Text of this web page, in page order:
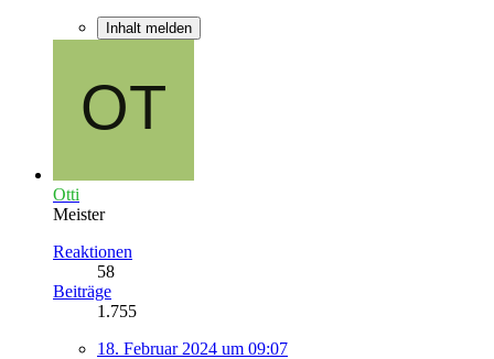
Inhalt melden
Otti
Meister
Reaktionen
58
Beiträge
1.755
18. Februar 2024 um 09:07